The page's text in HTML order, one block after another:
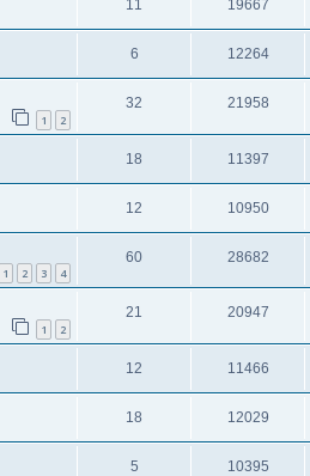
11 19667
6 12264
1 2
32 21958
18 11397
12 10950
1 2 3 4
60 28682
1 2
21 20947
12 11466
18 12029
5 10395